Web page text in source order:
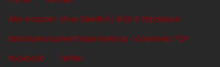
Alle Angaben ohne Gewähr! | AGB & Impressum
Einbürgerungstest Fragenkatalog - Download PDF
Facebook
Twitter